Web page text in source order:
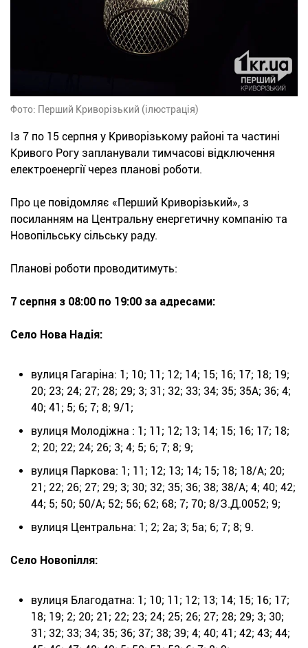
Фото: Перший Криворізький (ілюстрація)
Із 7 по 15 серпня у Криворізькому районі та частині
Кривого Рогу запланували тимчасові відключення
електроенергії через планові роботи.
Про це повідомляє «Перший Криворізький», з
посиланням на Центральну енергетичну компанію та
Новопільську сільську раду.
Планові роботи проводитимуть:
7 серпня з 08:00 по 19:00 за адресами:
Село Нова Надія:
вулиця Гагаріна: 1; 10; 11; 12; 14; 15; 16; 17; 18; 19;
20; 23; 24; 27; 28; 29; 3; 31; 32; 33; 34; 35; 35А; 36; 4;
40; 41; 5; 6; 7; 8; 9/1;
вулиця Молодіжна : 1; 11; 12; 13; 14; 15; 16; 17; 18;
2; 20; 22; 24; 26; 3; 4; 5; 6; 7; 8; 9;
вулиця Паркова: 1; 11; 12; 13; 14; 15; 18; 18/А; 20;
21; 22; 26; 27; 29; 3; 30; 32; 35; 36; 38; 38/А; 4; 40; 42;
44; 5; 50; 50/А; 52; 56; 62; 68; 7; 70; 8/З.Д.0052; 9;
вулиця Центральна: 1; 2; 2а; 3; 5а; 6; 7; 8; 9.
Село Новопілля:
вулиця Благодатна: 1; 10; 11; 12; 13; 14; 15; 16; 17;
18; 19; 2; 20; 21; 22; 23; 24; 25; 26; 27; 28; 29; 3; 30;
31; 32; 33; 34; 35; 36; 37; 38; 39; 4; 40; 41; 42; 43; 44;